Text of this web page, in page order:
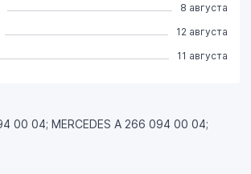
00 04; MERCEDES A 266 094 00 04;
8 августа
12 августа
11 августа